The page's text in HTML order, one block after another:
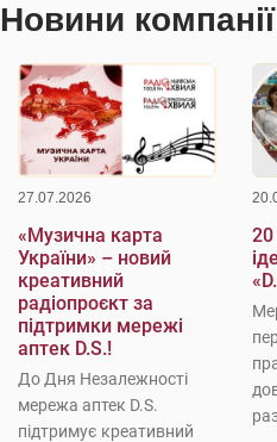
Новини компанії
27.07.2026
«Музична карта
України» – новий
креативний
радіопроєкт за
підтримки мережі
аптек D.S.!
До Дня Незалежності
мережа аптек D.S.
підтримує креативний
20